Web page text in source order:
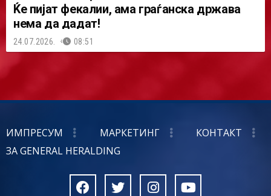
Ќе пијат фекалии, ама граѓанска држава
нема да дадат!
24.07.2026. 08:51
ИМПРЕСУМ МАРКЕТИНГ
КОНТАКТ
ЗА GENERAL HERALDING